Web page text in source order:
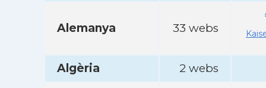
Alemanya 33 webs
Algèria
2 webs